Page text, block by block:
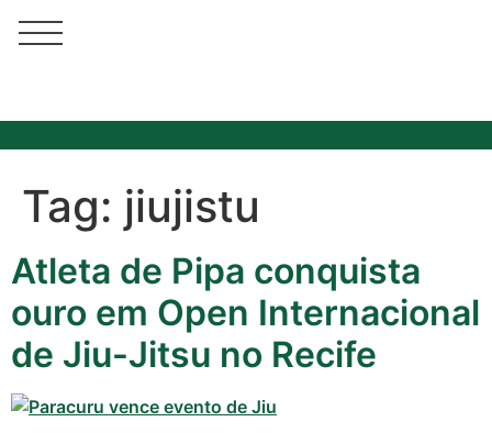
Cotidiano
Comunidade
Acontece no
RN
Tag: jiujistu
Atleta de Pipa conquista
ouro em Open Internacional
de Jiu-Jitsu no Recife